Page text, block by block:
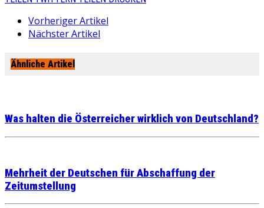
Vorheriger Artikel
Nächster Artikel
Ähnliche Artikel
Was halten die Österreicher wirklich von Deutschland?
Mehrheit der Deutschen für Abschaffung der
Zeitumstellung